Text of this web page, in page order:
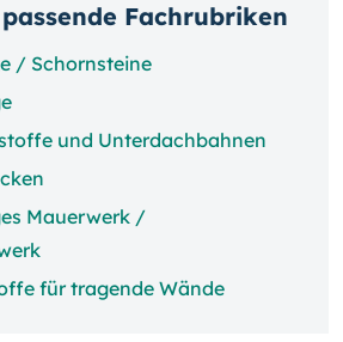
Fachrubriken
/ Schornsteine
und Unterdachbahnen
Mauerwerk /
für tragende Wände